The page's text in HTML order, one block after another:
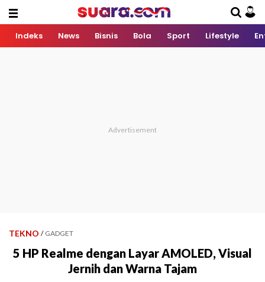
Indeks News Bisnis Bola Sport Lifestyle
TEKNO / GADGET
5 HP Realme dengan Layar AMOLED, Visual
Jernih dan Warna Tajam